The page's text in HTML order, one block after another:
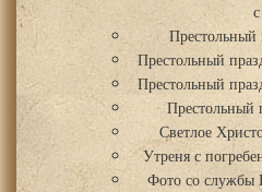
Престольный
Престольный
Престольный
Престольный
Светлое
Утреня с
Фото со службы